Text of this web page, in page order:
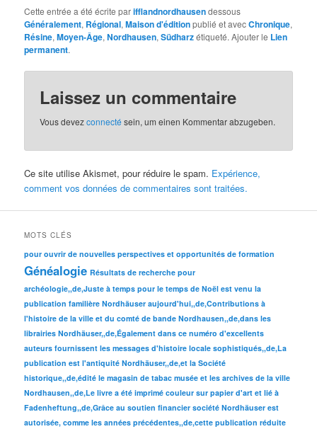
Cette entrée a été écrite parifflandnordhausendessous
Généralement, Régional,Maison d'éditionpublié et avecChronique,
Résine,Moyen-Âge,Nordhausen,Südharzétiqueté. Ajouter le Lien
permanent.
Laissez un commentaire
Vous devezconnecté sein,um einen Kommentar abzugeben.
Ce site utilise Akismet, pour réduire le spam. Expérience,
comment vos données de commentaires sont traitées.
MOTS CLÉS
pour ouvrir de nouvelles perspectives et opportunités de formation
Généalogie Résultats de recherche pour
archéologie,,de,Juste à temps pour le temps de Noël est venu la
publication familière Nordhäuser aujourd'hui,,de,Contributions à
l'histoire de la ville et du comté de bande Nordhausen,,de,dans les
librairies Nordhäuser,,de,Également dans ce numéro d'excellents
auteurs fournissent les messages d'histoire locale sophistiqués,,de,La
publication est l'antiquité Nordhäuser,,de,et la Société
historique,,de,édité le magasin de tabac musée et les archives de la ville
Nordhausen,,de,Le livre a été imprimé couleur sur papier d'art et lié à
Fadenheftung,,de,Grâce au soutien financier société Nordhäuser est
autorisée, comme les années précédentes,,de,cette publication réduite